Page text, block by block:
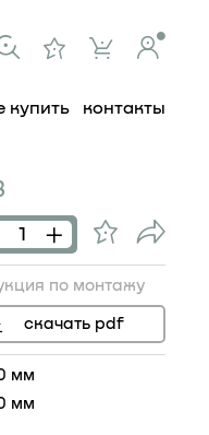
купить контакты
по монтажу
скачать pdf
мм
мм